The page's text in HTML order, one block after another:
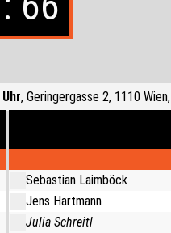
, Geringergasse 2, 1110 Wien,
Sebastian Laimböck
Jens Hartmann
Julia Schreitl